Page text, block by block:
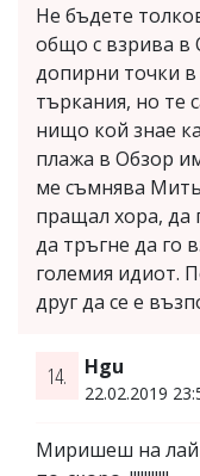
Не бъдете
общо с взрива в
допирни точки в
търкания, но те
нищо кой знае
плажа в Обзор
ме съмнява
пращал хора, да
да тръгне да го
големия идиот.
друг да се е
14. Hgu
22.02.2019
Миришеш на